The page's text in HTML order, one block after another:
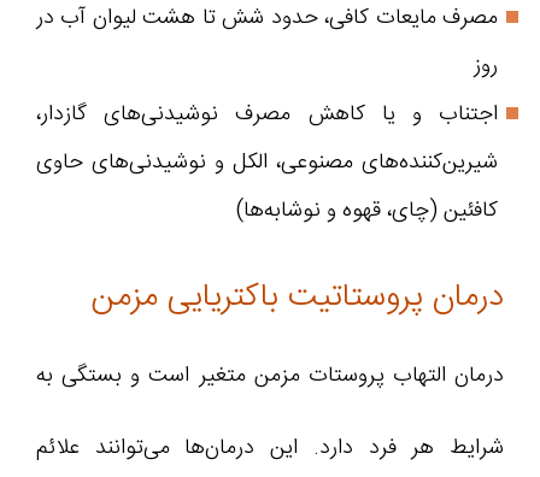
مصرف مایعات کافی، حدود شش تا هشت لیوان آب در
روز
اجتناب و یا کاهش مصرف نوشیدنی‌های گازدار،
شیرین‌کننده‌های مصنوعی، الکل و نوشیدنی‌های حاوی
کافئین (چای، قهوه و نوشابه‌ها)
درمان پروستاتیت باکتریایی مزمن
درمان التهاب پروستات مزمن متغیر است و بستگی به
شرایط هر فرد دارد. این درمان‌ها می‌توانند علائم